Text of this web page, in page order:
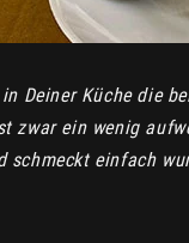
Deiner Küche die
zwar ein wenig
schmeckt einfach